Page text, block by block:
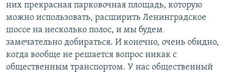
них прекрасная парковочная площадь, которую
можно использовать, расширить Ленинградское
шоссе на несколько полос, и мы будем
замечательно добираться. И конечно, очень обидно,
когда вообще не решается вопрос никак с
общественным транспортом. У нас общественный